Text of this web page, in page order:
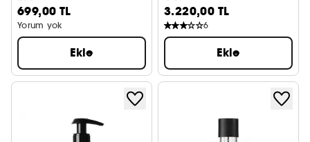
699,00 TL
Yorum yok
Ekle
3.220,00 TL
6
Ekle